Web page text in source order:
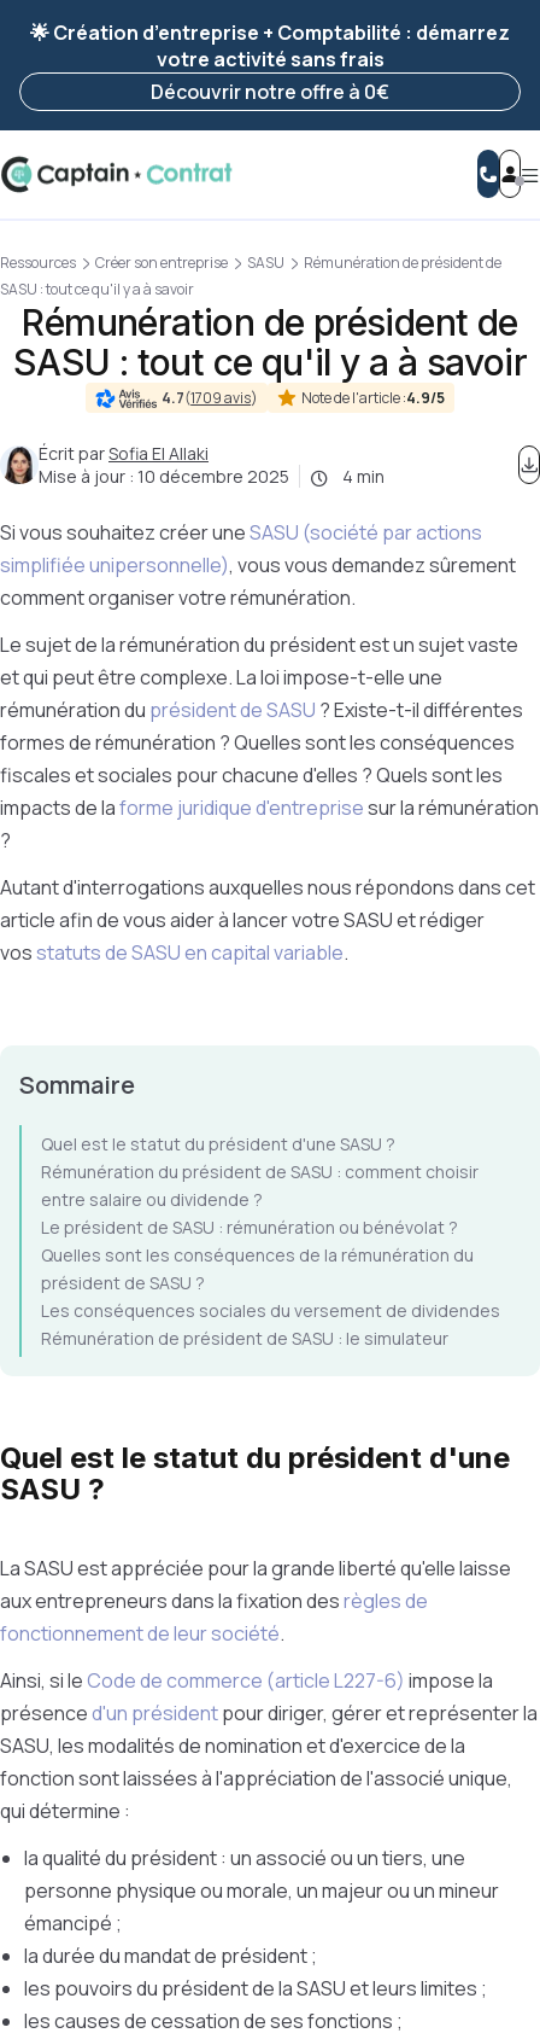
enregistrée 🚀
Reprendre ma démarche
🌟 Création d’entreprise + Comptabilité : démarrez
votre activité sans frais
Découvrir notre offre à 0€
Ressources Créer son entreprise SASU
Rémunération de président de
SASU : tout ce qu'il y a à savoir
Rémunération de président de
SASU : tout ce qu'il y a à savoir
4.7(1709 avis) Note de l'article :4.9/5
Écrit parSofia El Allaki
Mise à jour : 10 décembre 2025 4 min
Si vous souhaitez créer uneSASU (société par actions
simplifiée unipersonnelle), vous vous demandez sûrement
comment organiser votre rémunération.
Le sujet de la rémunération du président est un sujet vaste
et qui peut être complexe. La loi impose-t-elle une
rémunération du président de SASU ? Existe-t-il différentes
formes de rémunération ? Quelles sont les conséquences
fiscales et sociales pour chacune d'elles ? Quels sont les
impacts de laforme juridique d'entreprisesur la rémunération
?
Autant d'interrogations auxquelles nous répondons dans cet
article afin de vous aider à lancer votre SASU et rédiger
vosstatuts de SASU en capital variable.
Sommaire
Quel est le statut du président d'une SASU ?
Rémunération du président de SASU : comment choisir
entre salaire ou dividende ?
Le président de SASU : rémunération ou bénévolat ?
Quelles sont les conséquences de la rémunération du
président de SASU ?
Les conséquences sociales du versement de dividendes
Rémunération de président de SASU : le simulateur
Quel est le statut du président d'une
SASU ?
La SASU est appréciée pour la grande liberté qu'elle laisse
aux entrepreneurs dans la fixation desrègles de
fonctionnement de leur société.
Ainsi, si le Code de commerce (article L227-6) impose la
présenced'un présidentpour diriger, gérer et représenter la
SASU, les modalités de nomination et d'exercice de la
fonction sont laissées à l'appréciation de l'associé unique,
qui détermine :
la qualité du président : un associé ou un tiers, une
personne physique ou morale, un majeur ou un mineur
émancipé ;
la durée du mandat de président ;
les pouvoirs du président de la SASU et leurs limites ;
les causes de cessation de ses fonctions ;